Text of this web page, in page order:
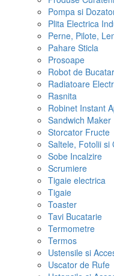
Pompa si
Plita Electrica
Perne, Pilote,
Pahare Sticla
Prosoape
Robot de
Radiatoare
Rasnita
Robinet Instant
Sandwich Maker
Storcator Fructe
Saltele, Fotolii si
Sobe Incalzire
Scrumiere
Tigaie electrica
Tigaie
Toaster
Tavi Bucatarie
Termometre
Termos
Ustensile si
Uscator de Rufe